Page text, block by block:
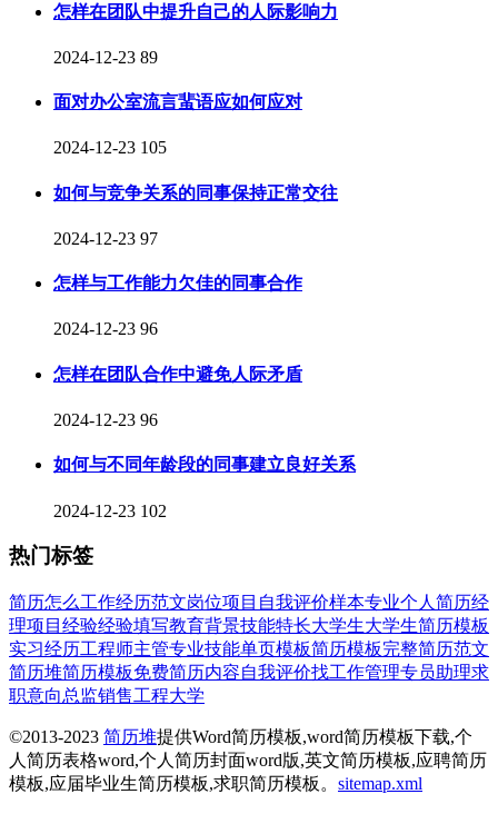
怎样在团队中提升自己的人际影响力
2024-12-23 89
面对办公室流言蜚语应如何应对
2024-12-23 105
如何与竞争关系的同事保持正常交往
2024-12-23 97
怎样与工作能力欠佳的同事合作
2024-12-23 96
怎样在团队合作中避免人际矛盾
2024-12-23 96
如何与不同年龄段的同事建立良好关系
2024-12-23 102
热门标签
简历怎么工作经历范文岗位项目 自我评价样本专业个人简历经
理项目经验经验填写教育背景技能特长大学生大学生简历模板
实习经历工程师主管专业技能单页模板简历模板完整简历范文
简历堆简历模板免费简历内容自我评价找工作管理专员助理求
职意向总监销售工程大学
©2013-2023 简历堆提供Word简历模板,word简历模板下载,个
人简历表格word,个人简历封面word版,英文简历模板,应聘简历
模板,应届毕业生简历模板,求职简历模板。 sitemap.xml